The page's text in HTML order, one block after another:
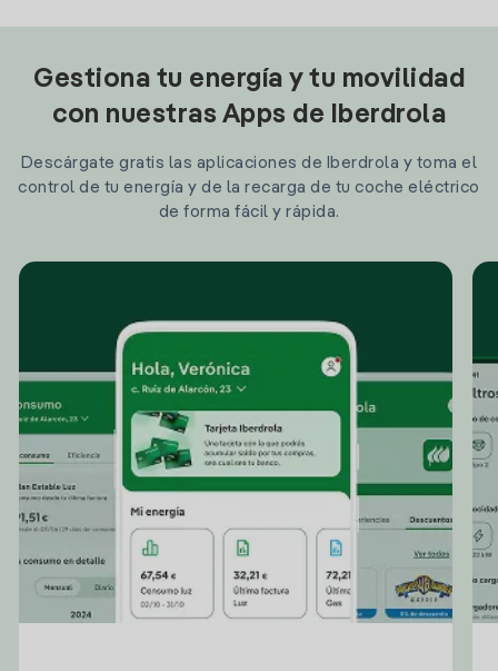
Gestiona tu energía y tu movilidad
con nuestras Apps de Iberdrola
Descárgate gratis las aplicaciones de Iberdrola y toma el
control de tu energía y de la recarga de tu coche eléctrico
de forma fácil y rápida.